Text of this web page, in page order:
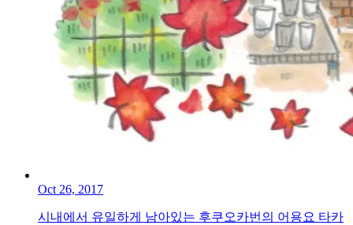
Oct 26, 2017
시내에서 유일하게 남아있는 후쿠오카번의 어용요 타카